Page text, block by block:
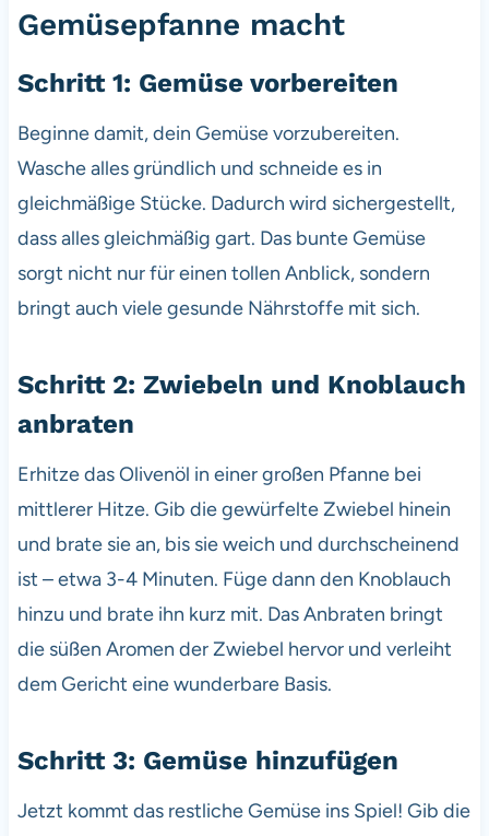
Gemüsepfanne macht
Schritt 1: Gemüse vorbereiten
Beginne damit, dein Gemüse vorzubereiten.
Wasche alles gründlich und schneide es in
gleichmäßige Stücke. Dadurch wird sichergestellt,
dass alles gleichmäßig gart. Das bunte Gemüse
sorgt nicht nur für einen tollen Anblick, sondern
bringt auch viele gesunde Nährstoffe mit sich.
Schritt 2: Zwiebeln und Knoblauch
anbraten
Erhitze das Olivenöl in einer großen Pfanne bei
mittlerer Hitze. Gib die gewürfelte Zwiebel hinein
und brate sie an, bis sie weich und durchscheinend
ist – etwa 3-4 Minuten. Füge dann den Knoblauch
hinzu und brate ihn kurz mit. Das Anbraten bringt
die süßen Aromen der Zwiebel hervor und verleiht
dem Gericht eine wunderbare Basis.
Schritt 3: Gemüse hinzufügen
Jetzt kommt das restliche Gemüse ins Spiel! Gib die